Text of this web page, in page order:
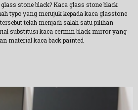
stone black? Kaca glass stone black
typo yang merujuk kepada kaca glasstone
telah menjadi salah satu pilihan
substitusi kaca cermin black mirror yang
material kaca back painted